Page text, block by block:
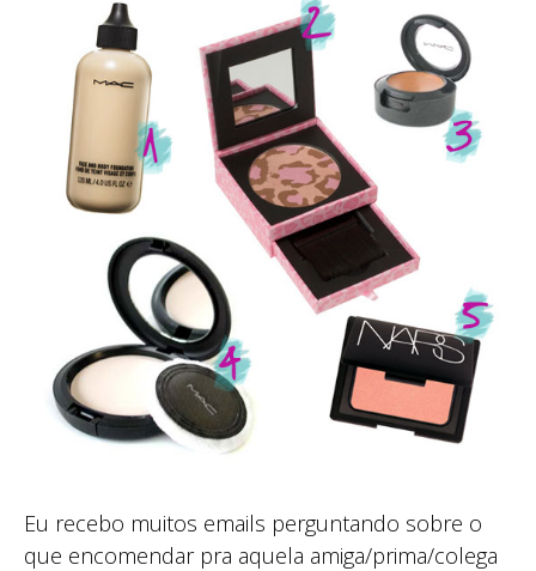
Eu recebo muitos emails perguntando sobre o
que encomendar pra aquela amiga/prima/colega